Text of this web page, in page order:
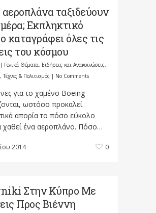
ταξιδεύουν
Εκπληκτικό
καταγράφει όλες τις
του κόσμου
| Γενικά Θέματα, Ειδήσεις και Ανακοινώσεις,
Τέχνες & Πολιτισμός | No Comments
για το χαμένο Boeing
ωστόσο προκαλεί
απορία το πόσο εύκολο
χαθεί ένα αεροπλάνο. Πόσο…
2014 0
Στην Κύπρο Με
Προς Βιέννη